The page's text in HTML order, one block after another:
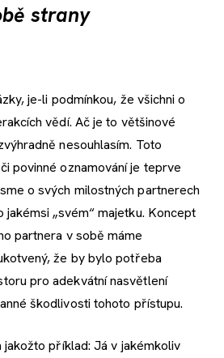
strany
je-li podmínkou, že všichni o
vědí. Ač je to většinové
nesouhlasím. Toto
povinné oznamování je teprve
o svých milostných partnerech
jakémsi „svém“ majetku. Koncept
partnera v sobě máme
že by bylo potřeba
pro adekvátní nasvětlení
škodlivosti tohoto přístupu.
jakožto příklad: Já v jakémkoliv